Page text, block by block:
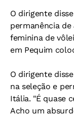
O dirigente
permanência
feminina de
em Pequim
O dirigente
na seleção e
Itália. "É quase
Acho um